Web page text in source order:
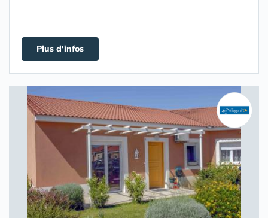
Plus d'infos